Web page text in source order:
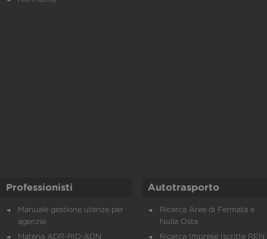
Professionisti
Manuale gestione utenze per
agenzie
Materia ADR-RID-ADN
Autotrasporto
Ricerca Aree di Fermata e
Nulla Osta
Ricerca Imprese Iscritte REN